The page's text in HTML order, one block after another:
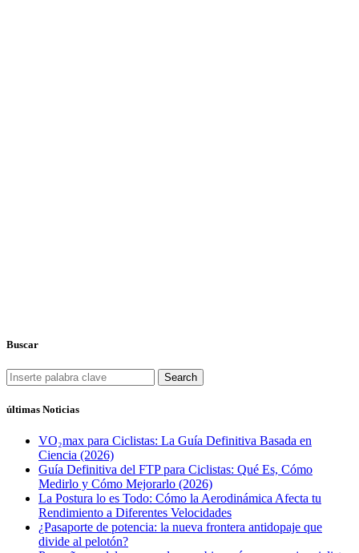
Buscar
Search
últimas Noticias
VO₂max para Ciclistas: La Guía Definitiva Basada en
Ciencia (2026)
Guía Definitiva del FTP para Ciclistas: Qué Es, Cómo
Medirlo y Cómo Mejorarlo (2026)
La Postura lo es Todo: Cómo la Aerodinámica Afecta tu
Rendimiento a Diferentes Velocidades
¿Pasaporte de potencia: la nueva frontera antidopaje que
divide al pelotón?